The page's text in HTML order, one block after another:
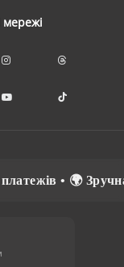
мережі
• 🌍 Зручна